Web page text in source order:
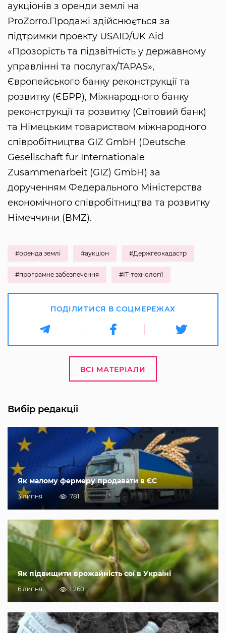
аукціонів з оренди землі на
ProZorro.Продажі здійснюється за
підтримки проекту USAID/UK Aid
«Прозорість та підзвітність у державному
управлінні та послугах/TAPAS»,
Європейського банку реконструкції та
розвитку (ЄБРР), Міжнародного банку
реконструкції та розвитку (Світовий банк)
та Німецьким товариством міжнародного
співробітництва GIZ GmbH (Deutsche
Gesellschaft für Internationale
Zusammenarbeit (GIZ) GmbH) за
дорученням Федерального Міністерства
економічного співробітництва та розвитку
Німеччини (BMZ).
#оренда землі #аукціон #Держгеокадастр
#програмне забезпечення #ІТ-технології
ПОДІЛИТИСЯ В СОЦМЕРЕЖАХ
ВСІ МАТЕРІАЛИ
Вибір редакції
Як малому фермеру продавати в ЄС
3 липня 781
Як підвищити врожайність сої в Україні
6 липня 1 260